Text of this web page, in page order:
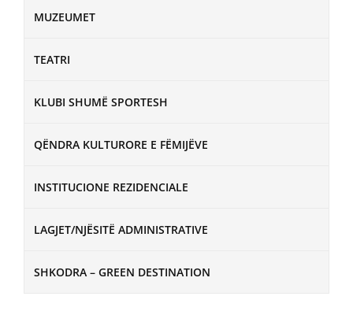
MUZEUMET
TEATRI
KLUBI SHUMË SPORTESH
QËNDRA KULTURORE E FËMIJËVE
INSTITUCIONE REZIDENCIALE
LAGJET/NJËSITË ADMINISTRATIVE
SHKODRA – GREEN DESTINATION